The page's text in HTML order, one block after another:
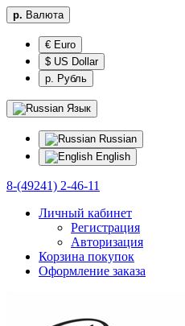
р. Валюта
€ Euro
$ US Dollar
р. Рубль
Язык
Russian
English
8-(49241) 2-46-11
Личный кабинет
Регистрация
Авторизация
Корзина покупок
Оформление заказа